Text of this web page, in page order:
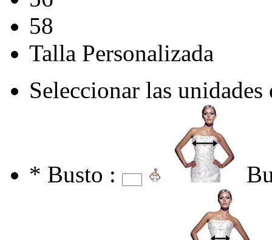
58
Talla Personalizada
Seleccionar las
* Busto :